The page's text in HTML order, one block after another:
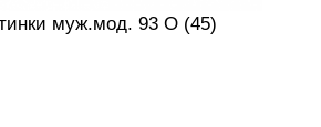
муж.мод. 93 О (45)